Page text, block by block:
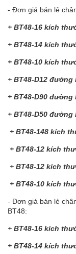
- Đơn giá bán lẻ
+ BT48-16 kích
+ BT48-14 kích
+ BT48-10 kích
+ BT48-D12 đường
+ BT48-D90 đường
+ BT48-D50 đường
+ BT48-148 kích
+ BT48-12 kích
+ BT48-12 kích
+ BT48-10 kích
- Đơn giá bán lẻ
BT48:
+ BT48-16 kích
+ BT48-14 kích